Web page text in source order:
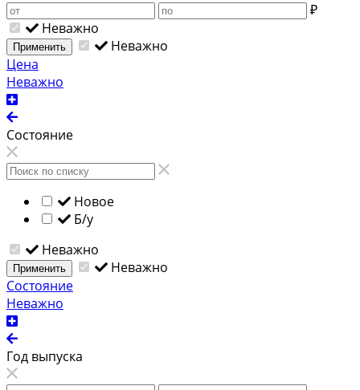
₽
Неважно
Применить
Неважно
Цена
Неважно
Состояние
Новое
Б/у
Неважно
Применить
Неважно
Состояние
Неважно
Год выпуска